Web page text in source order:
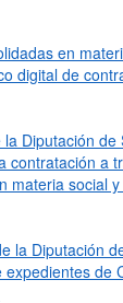
en
digital de
la Diputación
contratación a
materia social
la Diputación
expedientes de